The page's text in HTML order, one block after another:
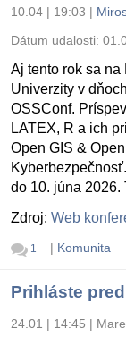
10.04 | 19:03 |
Dátum udalosti:
Aj tento rok sa
Univerzity v
OSSConf.
LATEX, R a ich
Open GIS &
do 10. júna 2026.
Zdroj: Web
1 | Komunita
Prihláste
24.01 | 14:45 |